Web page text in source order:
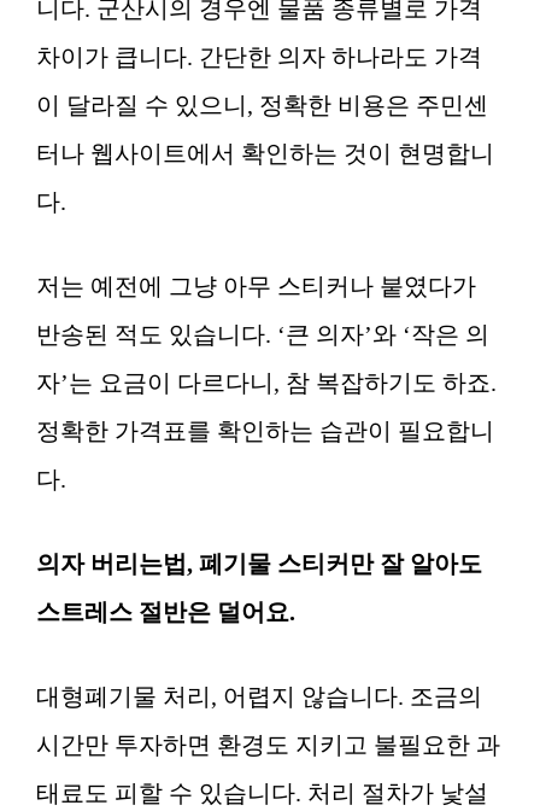
니다. 군산시의 경우엔 물품 종류별로 가격
차이가 큽니다. 간단한 의자 하나라도 가격
이 달라질 수 있으니, 정확한 비용은 주민센
터나 웹사이트에서 확인하는 것이 현명합니
다.
저는 예전에 그냥 아무 스티커나 붙였다가
반송된 적도 있습니다. ‘큰 의자’와 ‘작은 의
자’는 요금이 다르다니, 참 복잡하기도 하죠.
정확한 가격표를 확인하는 습관이 필요합니
다.
의자 버리는법, 폐기물 스티커만 잘 알아도
스트레스 절반은 덜어요.
대형폐기물 처리, 어렵지 않습니다. 조금의
시간만 투자하면 환경도 지키고 불필요한 과
태료도 피할 수 있습니다. 처리 절차가 낯설